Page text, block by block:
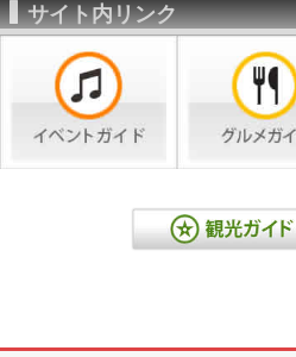
サイト内リンク